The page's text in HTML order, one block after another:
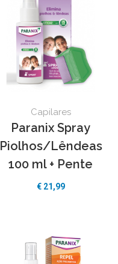
Capilares
Paranix Spray
Piolhos/Lêndeas
100 ml + Pente
€ 21,99